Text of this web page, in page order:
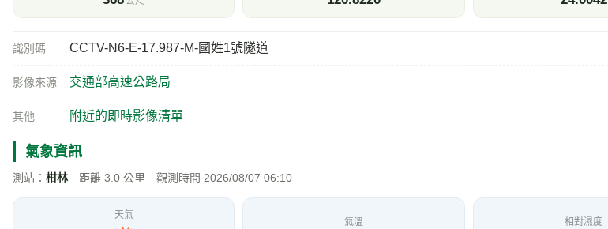
識別碼 CCTV-N6-E-17.987-M-國姓1號隧道
影像來源 交通部高速公路局
其他 附近的即時影像清單
氣象資訊
測站： 柑林 距離 3.0 公里 觀測時間 2026/08/07 06:10
天氣
氣溫 相對濕度